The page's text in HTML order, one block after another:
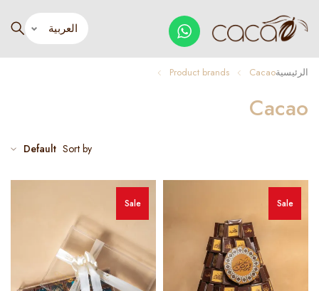
Cacao
الرئيسية Product brands Cacao
Sort by
Default
Sale
Sale